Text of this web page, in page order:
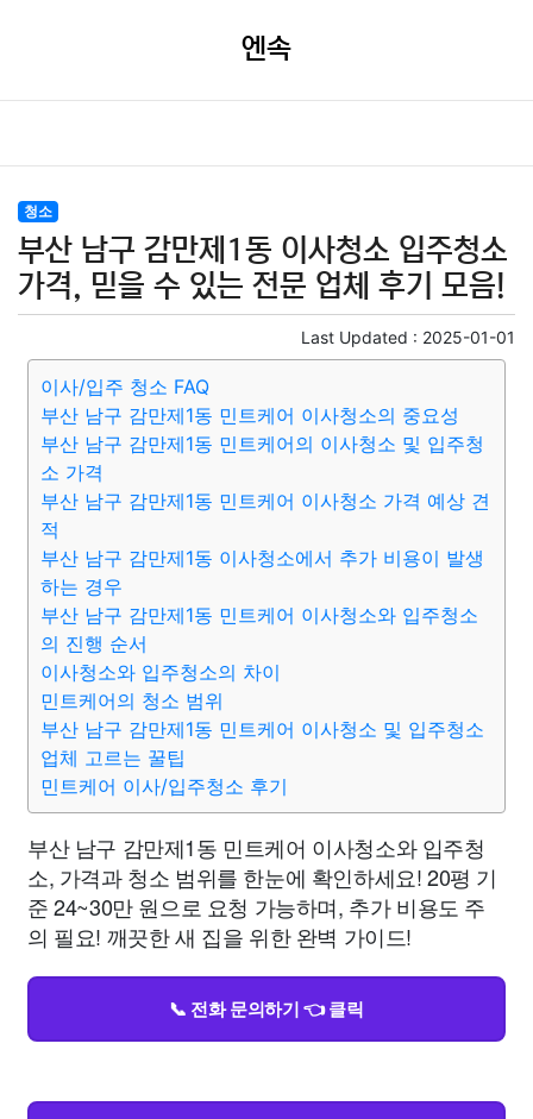
엔속
청소
부산 남구 감만제1동 이사청소 입주청소
가격, 믿을 수 있는 전문 업체 후기 모음!
Last Updated : 2025-01-01
이사/입주 청소 FAQ
부산 남구 감만제1동 민트케어 이사청소의 중요성
부산 남구 감만제1동 민트케어의 이사청소 및 입주청
소 가격
부산 남구 감만제1동 민트케어 이사청소 가격 예상 견
적
부산 남구 감만제1동 이사청소에서 추가 비용이 발생
하는 경우
부산 남구 감만제1동 민트케어 이사청소와 입주청소
의 진행 순서
이사청소와 입주청소의 차이
민트케어의 청소 범위
부산 남구 감만제1동 민트케어 이사청소 및 입주청소
업체 고르는 꿀팁
민트케어 이사/입주청소 후기
부산 남구 감만제1동 민트케어 이사청소와 입주청
소, 가격과 청소 범위를 한눈에 확인하세요! 20평 기
준 24~30만 원으로 요청 가능하며, 추가 비용도 주
의 필요! 깨끗한 새 집을 위한 완벽 가이드!
📞 전화 문의하기 👈 클릭